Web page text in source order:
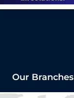
Our Branches